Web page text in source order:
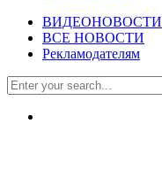
ВИДЕОНОВОСТИ
ВСЕ НОВОСТИ
Рекламодателям